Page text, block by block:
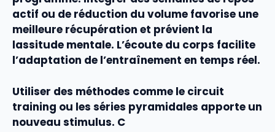
actif ou de réduction du volume favorise une
meilleure récupération et prévient la
lassitude mentale. L’écoute du corps facilite
l’adaptation de l’entraînement en temps réel.
Utiliser des méthodes comme le circuit
training ou les séries pyramidales apporte un
nouveau stimulus. C